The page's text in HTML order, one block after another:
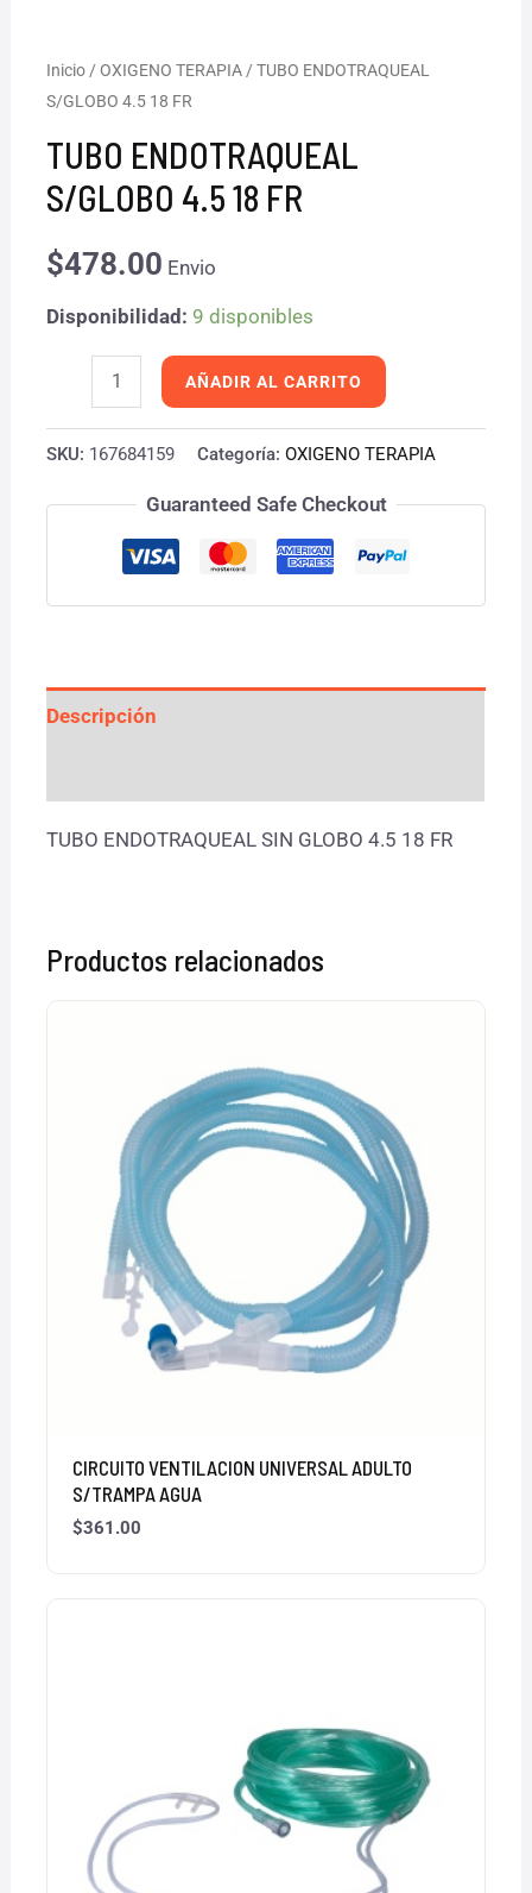
Inicio /OXIGENO TERAPIA / TUBO ENDOTRAQUEAL
S/GLOBO 4.5 18 FR
TUBO ENDOTRAQUEAL
S/GLOBO 4.5 18 FR
$478.00 Envio
Disponibilidad: 9 disponibles
TUBO
ENDOTRAQUEAL
S/GLOBO
4.5
18
FR
AÑADIR AL CARRITO
SKU: 167684159 Categoría:OXIGENO TERAPIA
Guaranteed Safe Checkout
Descripción
TUBO ENDOTRAQUEAL SIN GLOBO 4.5 18 FR
Productos relacionados
CIRCUITO VENTILACION UNIVERSAL ADULTO
S/TRAMPA AGUA
$361.00